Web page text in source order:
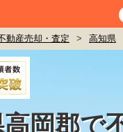
動産売却・査定 > 高知県
岡郡で